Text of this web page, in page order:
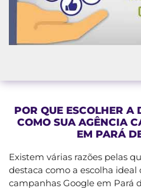
POR QUE ESCOLHER A
COMO SUA AGÊNCIA
EM PARÁ
Existem várias razões pelas
destaca como a escolha
campanhas Google em Pará